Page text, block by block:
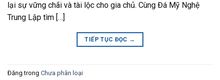
lại sự vững chãi và tài lộc cho gia chủ. Cùng Đá Mỹ Nghệ
Trung Lập tìm […]
TIẾP TỤC ĐỌC →
Đăng trong Chưa phân loại